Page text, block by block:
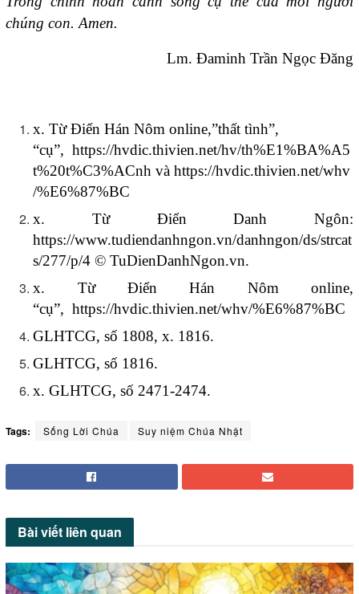
chúng con. Amen.
Lm. Đaminh Trần Ngọc Đăng
x. Từ Điển Hán Nôm online,”thất tình”,
“cụ”,https://hvdic.thivien.net/hv/th%E1%BA%A5
t%20t%C3%ACnh vàhttps://hvdic.thivien.net/whv
/%E6%87%BC
x. Từ Điển Danh Ngôn:
https://www.tudiendanhngon.vn/danhngon/ds/strcat
s/277/p/4 © TuDienDanhNgon.vn.
x. Từ Điển Hán Nôm online,
“cụ”,https://hvdic.thivien.net/whv/%E6%87%BC
GLHTCG, số 1808, x. 1816.
GLHTCG, số 1816.
x. GLHTCG, số 2471-2474.
Tags: Sống Lời Chúa Suy niệm Chúa Nhật
Bài viết liên quan